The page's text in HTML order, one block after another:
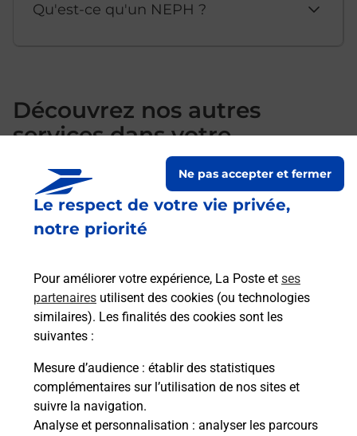
Le respect de votre vie privée,
notre priorité
Pour améliorer votre expérience, La Poste et ses
partenaires utilisent des cookies (ou technologies
similaires). Les finalités des cookies sont les
suivantes :
Mesure d’audience : établir des statistiques
complémentaires sur l’utilisation de nos sites et
suivre la navigation.
Analyse et personnalisation : analyser les parcours
Ne pas accepter et fermer
Qu'est-ce qu'un NEPH ?
Découvrez nos autres
services dans votre
département Vendée
Souscrire à la téléassistance
Vous cherchez une téléassistance, téléalarme dans
le département Vendée ?